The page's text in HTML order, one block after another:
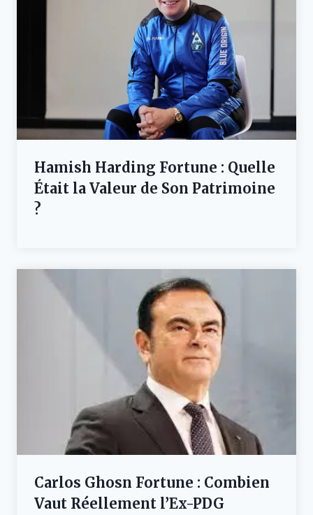
Hamish Harding Fortune : Quelle
Était la Valeur de Son Patrimoine
?
Carlos Ghosn Fortune : Combien
Vaut Réellement l’Ex-PDG